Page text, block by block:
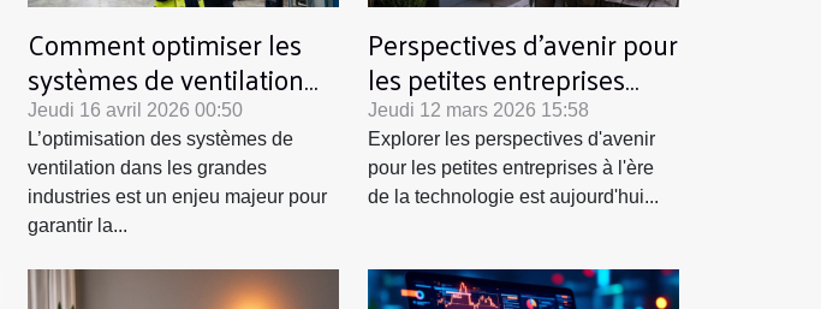
Comment optimiser les
systèmes de ventilation
pour les grandes
industries ?
Jeudi 16 avril 2026 00:50
L’optimisation des systèmes de
ventilation dans les grandes
industries est un enjeu majeur pour
garantir la...
Perspectives d'avenir pour
les petites entreprises
dans le grand monde de
la technologie
Jeudi 12 mars 2026 15:58
Explorer les perspectives d'avenir
pour les petites entreprises à l'ère
de la technologie est aujourd'hui...